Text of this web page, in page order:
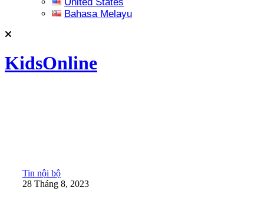
Bahasa Melayu
KidsOnline
Tin nội bộ
28 Tháng 8, 2023